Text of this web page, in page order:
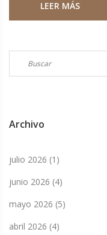
sugiere un periodo de
LEER MÁS
Archivo
julio 2026 (1)
junio 2026 (4)
mayo 2026 (5)
abril 2026 (4)